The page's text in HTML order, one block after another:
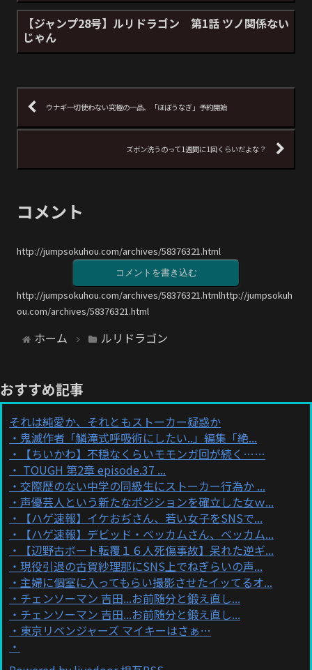
【ジャンプ28号】ルリドラゴン 第1話 ツノ関係ない
じゃん
ウナギ一切使わない究極の一品、「ほぼうなぎ」予約開始
ズボン洗うのって1週間に1回くらいだよな？
コメント
http://jumpsokuhou.com/archives/58376321.html
コメントを書き込む
http://jumpsokuhou.com/archives/58376321.htmlhttp://jumpsokuh
ou.com/archives/58376321.html
ホーム ルリドラゴン
おすすめ記事
それは純愛か、それともストーカー疑惑か
鬼滅作者「鱗滝式呼吸術にしたい..」編集「絶...
【ちいかわ】不穏なくらいモモンガ回が続く……
TOUGH 第2章 episode.37 ...
交際歴のない中学の同級生にストーカー行為か ...
声優芸人という新たなポジションを確立した女ｗ...
【ハゲ速報】イケおぢさん、若い女子をSNSで...
【ハゲ速報】デビッド・ベッカムさん、ベッカム...
【辺野古ボート転覆１６人死傷事故】呆れた逆ギ...
現役引退の古賀紗理那にSNS上でねぎらいの声...
主婦に個室に入ってもらい撮影させたイッてるオ...
チェンソーマン 吉田...お前随分と鍛え直し...
チェンソーマン 吉田...お前随分と鍛え直し...
東京リベンジャーズ マイキーはさぁ…